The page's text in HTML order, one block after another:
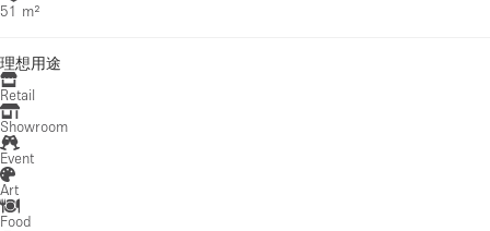
51 m²
理想用途
Retail
Showroom
Event
Art
Food